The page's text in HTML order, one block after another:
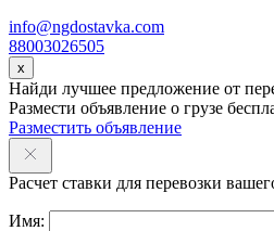
info@ngdostavka.com
88003026505
x
Найди лучшее предложение от
Размести объявление о грузе
Разместить объявление
Расчет ставки для перевозки
Имя: